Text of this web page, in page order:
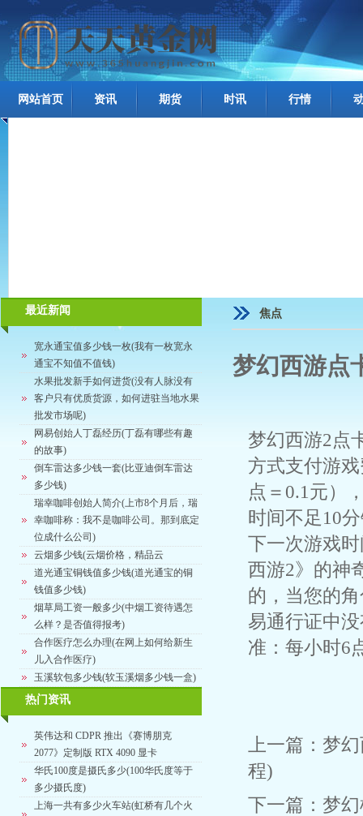
网站首页 资讯 期货 时讯 行情
最近新闻
宽永通宝值多少钱一枚(我有一枚宽永
通宝不知值不值钱)
水果批发新手如何进货(没有人脉没有
客户只有优质货源，如何进驻当地水果
批发市场呢)
网易创始人丁磊经历(丁磊有哪些有趣
的故事)
倒车雷达多少钱一套(比亚迪倒车雷达
多少钱)
瑞幸咖啡创始人简介(上市8个月后，瑞
幸咖啡称：我不是咖啡公司。那到底定
位成什么公司)
云烟多少钱(云烟价格，精品云
道光通宝铜钱值多少钱(道光通宝的铜
钱值多少钱)
烟草局工资一般多少(中烟工资待遇怎
么样？是否值得报考)
合作医疗怎么办理(在网上如何给新生
儿入合作医疗)
玉溪软包多少钱(软玉溪烟多少钱一盒)
热门资讯
英伟达和 CDPR 推出《赛博朋克
2077》定制版 RTX 4090 显卡
华氏100度是摄氏多少(100华氏度等于
多少摄氏度)
上海一共有多少火车站(虹桥有几个火
焦点
梦幻西游点
梦幻西游2点
方式支付游
点＝0.1元）
时间不足10
下一次游戏
西游2》的神
的，当您的
易通行证中
准：每小时6
上一篇： 梦
程)
下一篇： 梦